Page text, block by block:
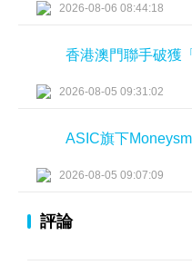
2026-08-06 08:44:18
香港澳門聯手破獲
2026-08-05 09:31:02
ASIC旗下
2026-08-05 09:07:09
評論